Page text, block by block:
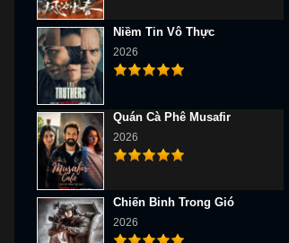
Niềm Tin Vô Thực
2026
Quán Cà Phê Musafir
2026
Chiến Binh Trong Gió
2026